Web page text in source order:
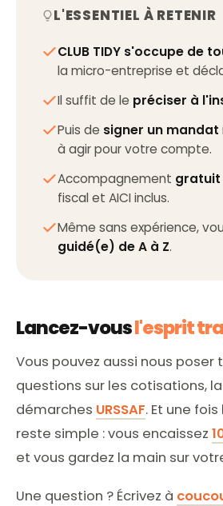
L'ESSENTIEL À RETENIR
CLUB TIDY s'occupe de
la micro-entreprise et
Il suffit de le préciser à
Puis de signer un mandat
à agir pour votre compte.
Accompagnement gratuit
fiscal et AICI inclus.
Même sans expérience,
guidé(e) de A à Z.
Lancez-vousl'esprit
Vous pouvez aussi nous poser
questions sur les cotisations,
démarches URSSAF. Et une
reste simple : vous encaissez
et vous gardez la main sur
Une question ? Écrivez à